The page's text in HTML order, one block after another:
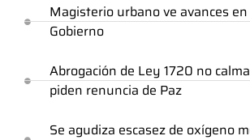
Magisterio urbano ve avances
Gobierno
Abrogación de Ley 1720 no
piden renuncia de Paz
Se agudiza escasez de oxígeno